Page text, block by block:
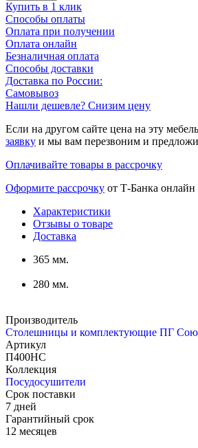
Купить в 1 клик
Способы оплаты
Оплата при получении
Оплата онлайн
Безналичная оплата
Способы доставки
Доставка по России:
Самовывоз
Нашли дешевле? Снизим цену
Если на другом сайте цена на эту
заявку и мы вам перезвоним и
Оплачивайте товары в рассрочку
Оформите рассрочку от Т-Банка
Характеристики
Отзывы о товаре
Доставка
365 мм.
280 мм.
Производитель
Столешницы и комплектующие ПГ
Артикул
П400НС
Коллекция
Посудосушители
Срок поставки
7 дней
Гарантийный срок
12 месяцев